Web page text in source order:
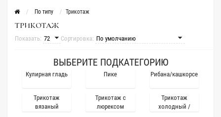
По типу Трикотаж
ТРИКОТАЖ
Показать: Сортировка:
ВЫБЕРИТЕ ПОДКАТЕГОРИЮ
Кулирная гладь Пике Рибана/кашкорсе
Трикотаж
вязаный
Трикотаж с
люрексом
Трикотаж
холодный /